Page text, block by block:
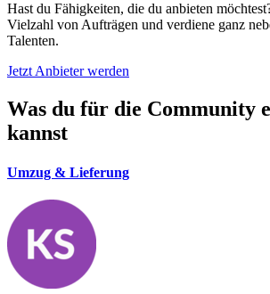
Hast du Fähigkeiten, die du anbieten
Vielzahl von Aufträgen und verdiene ganz
Talenten.
Jetzt Anbieter werden
Was du für die Community
kannst
Umzug & Lieferung